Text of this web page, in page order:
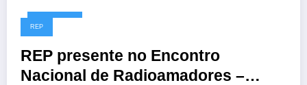
01/06/2026
REP
REP presente no Encontro
Nacional de Radioamadores –